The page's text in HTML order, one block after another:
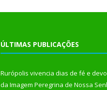
ÚLTIMAS PUBLICAÇÕES
Rurópolis vivencia dias de fé e
da Imagem Peregrina de Nossa